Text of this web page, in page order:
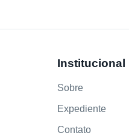
Institucional
Sobre
Expediente
Contato